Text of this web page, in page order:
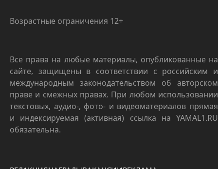
Возрастные ограничения 12+
Все права на любые материалы, опубликованные на
сайте, защищены в соответствии с российским и
международным законодательством об авторском
праве и смежных правах. При любом использовании
текстовых, аудио-, фото- и видеоматериалов прямая
и индексируемая (активная) ссылка на YAMAL1.RU
обязательна.